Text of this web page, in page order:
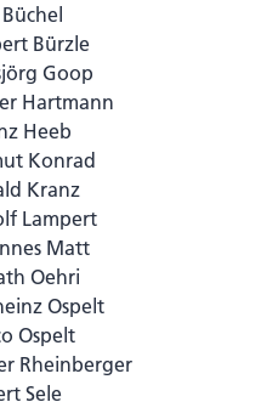
Bürzle
Goop
Hartmann
Heeb
Konrad
Kranz
Lampert
Matt
Oehri
Ospelt
Ospelt
Rheinberger
Sele